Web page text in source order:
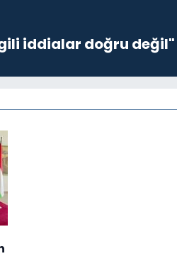
iddialar doğru değil"